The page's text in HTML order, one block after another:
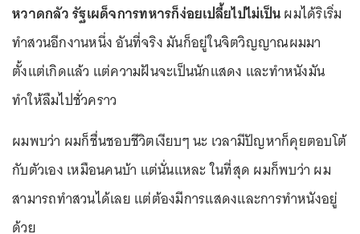
หวาดกลัว รัฐเผด็จการทหารก็ง่อยเปลี้ยไปไม่เป็นผมได้ริเริ่ม
ทำสวนอีกงานหนึ่ง อันที่จริง มันก็อยู่ในจิตวิญญาณผมมา
ตั้งแต่เกิดแล้ว แต่ความฝันจะเป็นนักแสดง และทำหนังมัน
ทำให้ลืมไปชั่วคราว
ผมพบว่า ผมก็ชื่นชอบชีวิตเงียบๆ นะ เวลามีปัญหาก็คุยตอบโต้
กับตัวเอง เหมือนคนบ้า แต่นั่นแหละ ในที่สุด ผมก็พบว่า ผม
สามารถทำสวนได้เลย แต่ต้องมีการแสดงและการทำหนังอยู่
ด้วย